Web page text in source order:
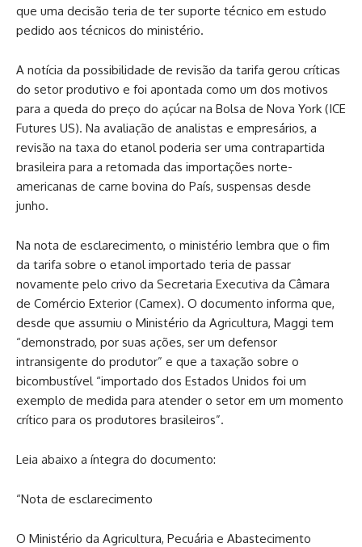
que uma decisão teria de ter suporte técnico em estudo
pedido aos técnicos do ministério.
A notícia da possibilidade de revisão da tarifa gerou críticas
do setor produtivo e foi apontada como um dos motivos
para a queda do preço do açúcar na Bolsa de Nova York (ICE
Futures US). Na avaliação de analistas e empresários, a
revisão na taxa do etanol poderia ser uma contrapartida
brasileira para a retomada das importações norte-
americanas de carne bovina do País, suspensas desde
junho.
Na nota de esclarecimento, o ministério lembra que o fim
da tarifa sobre o etanol importado teria de passar
novamente pelo crivo da Secretaria Executiva da Câmara
de Comércio Exterior (Camex). O documento informa que,
desde que assumiu o Ministério da Agricultura, Maggi tem
“demonstrado, por suas ações, ser um defensor
intransigente do produtor” e que a taxação sobre o
bicombustível “importado dos Estados Unidos foi um
exemplo de medida para atender o setor em um momento
crítico para os produtores brasileiros”.
Leia abaixo a íntegra do documento:
“Nota de esclarecimento
O Ministério da Agricultura, Pecuária e Abastecimento